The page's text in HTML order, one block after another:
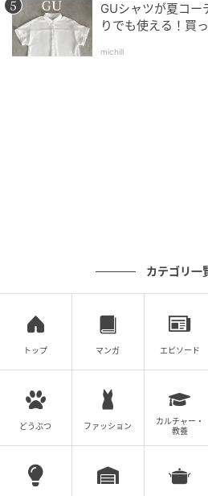
ケットほどかっちりしすぎず、
大人のカジュアルコーデを程よ
そうです。
こなれ感が出る大人のリネ
GUシャツが夏コ
りでも使える！買
michill
カテゴリ一
トップ マンガ エピソード
どうぶつ ファッション
カルチャー・
教養